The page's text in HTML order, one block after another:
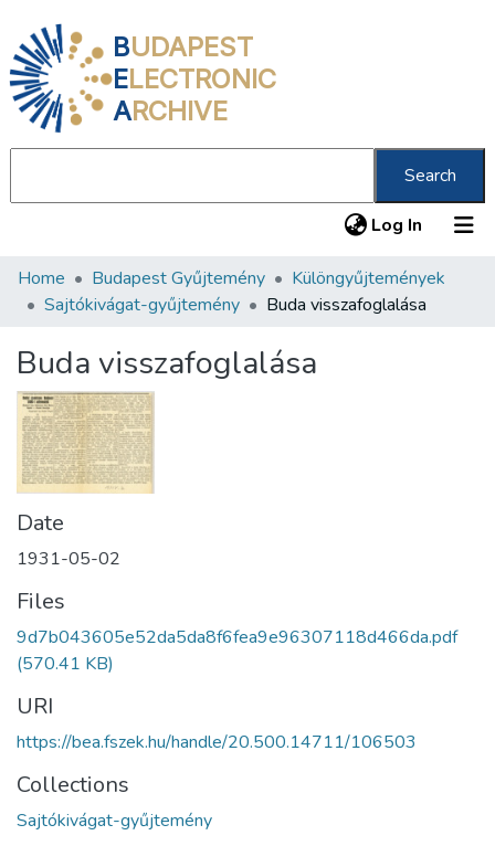
BUDAPEST
ELECTRONIC
ARCHIVE
Search
Log In (current)
Communities & Collections
Statistics
About us
Home Budapest Gyűjtemény
Különgyűjtemények
Sajtókivágat-gyűjtemény
Buda visszafoglalása
Buda visszafoglalása
Date
1931-05-02
Files
9d7b043605e52da5da8f6fea9e96307118d466da.pdf
(570.41 KB)
URI
https://bea.fszek.hu/handle/20.500.14711/106503
Collections
Sajtókivágat-gyűjtemény